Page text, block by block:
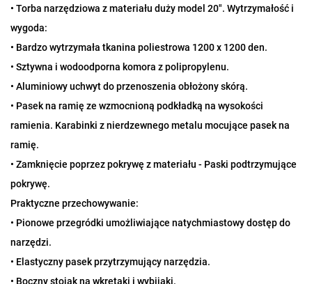
• Torba narzędziowa z materiału duży model 20". Wytrzymałość i
wygoda:
• Bardzo wytrzymała tkanina poliestrowa 1200 x 1200 den.
• Sztywna i wodoodporna komora z polipropylenu.
• Aluminiowy uchwyt do przenoszenia obłożony skórą.
• Pasek na ramię ze wzmocnioną podkładką na wysokości
ramienia. Karabinki z nierdzewnego metalu mocujące pasek na
ramię.
• Zamknięcie poprzez pokrywę z materiału - Paski podtrzymujące
pokrywę.
Praktyczne przechowywanie:
• Pionowe przegródki umożliwiające natychmiastowy dostęp do
narzędzi.
• Elastyczny pasek przytrzymujący narzędzia.
• Boczny stojak na wkrętaki i wybijaki.